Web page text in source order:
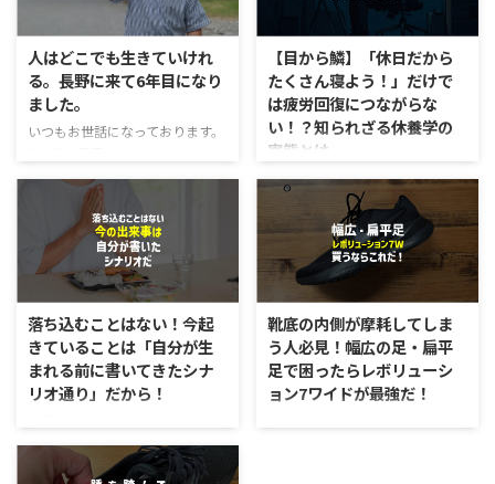
人はどこでも生きていけれ
る。長野に来て6年目になり
ました。
いつもお世話になっております。
て、お店を開いて6年目となりま
した。この5年間めちゃくちゃ早
かったです。つい先日、引っ越し
てきたのではないかと言うぐらい
充実した日々を送れているのかと
思います。 それも、ご来店して
くださる皆様のおかげです。本当
にありがとうございます。 移住
は「対人関係」と同じ。人はどこ
でも生きていける 5年間、長野に
住んで、ようやく色々とフィット
いんですけどね…(笑)愛知のあの
【目から鱗】「休日だから
たくさん寝よう！」だけで
は疲労回復につながらな
い！？知られざる休養学の
実態とは
明日は休みだ！今週の仕事はすご
く疲れたから、たっぷり寝て、疲
労を回復しよう！という方はめち
ゃくちゃ多いのではないでしょう
か？ 僕もずっとこのような考え
をもっていました。ですが、『休
ぷり寝る」だけでは休養にならな
いそうです。 これを読んだ時、
衝撃を受けました。確かに思い返
すと、たくさん寝たからと言っ
落ち込むことはない！今起
きていることは「自分が生
まれる前に書いてきたシナ
リオ通り」だから！
でいたら、このように書かれてい
るではないか。 「自分が生まれ
靴底の内側が摩耗してしま
う人必見！幅広の足・扁平
足で困ったらレボリューシ
ョン7ワイドが最強だ！